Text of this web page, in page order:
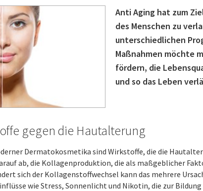
Anti Aging hat zum
des Menschen zu
unterschiedlichen
Maßnahmen möchte
fördern, die
und so das Leben
gegen die Hautalterung
Dermatokosmetika sind Wirkstoffe, die die
ab, die Kollagenproduktion, die als maßgeblicher
sich der Kollagenstoffwechsel kann das mehrere
wie Stress, Sonnenlicht und Nikotin, die zur